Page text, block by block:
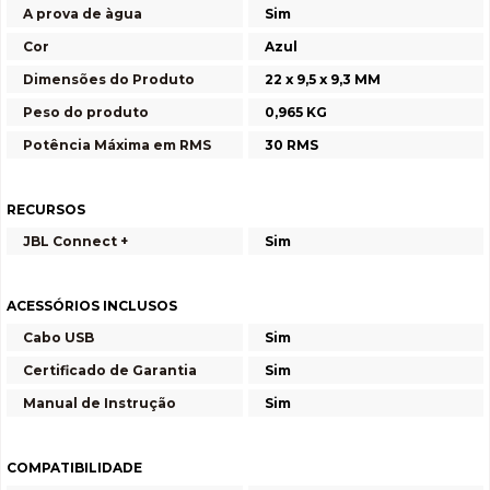
A prova de àgua
Sim
Cor
Azul
Dimensões do Produto
22 x 9,5 x 9,3 MM
Peso do produto
0,965 KG
Potência Máxima em RMS
30 RMS
RECURSOS
JBL Connect +
Sim
ACESSÓRIOS INCLUSOS
Cabo USB
Sim
Certificado de Garantia
Sim
Manual de Instrução
Sim
COMPATIBILIDADE